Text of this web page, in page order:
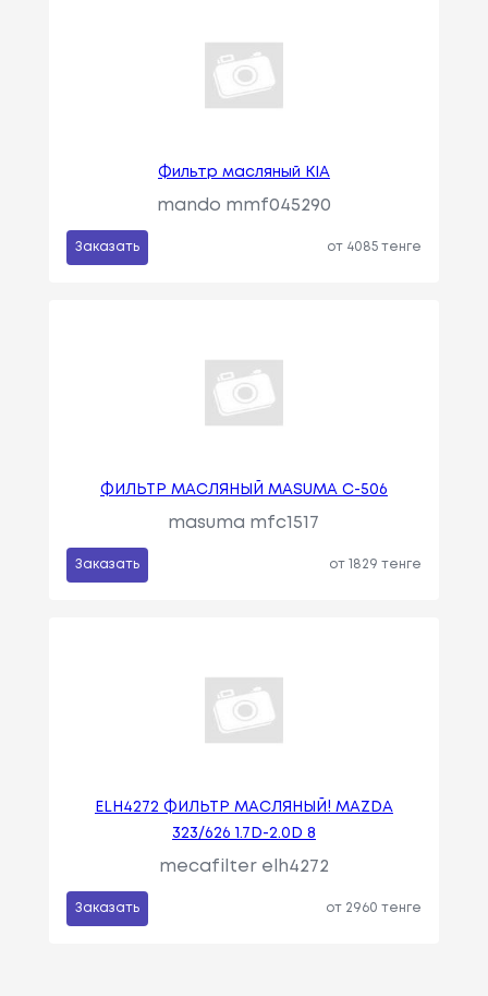
Фильтр масляный KIA
mando mmf045290
Заказать от 4085 тенге
ФИЛЬТР МАСЛЯНЫЙ MASUMA C-506
masuma mfc1517
Заказать от 1829 тенге
ELH4272 ФИЛЬТР МАСЛЯНЫЙ! MAZDA
323/626 1.7D-2.0D 8
mecafilter elh4272
Заказать от 2960 тенге